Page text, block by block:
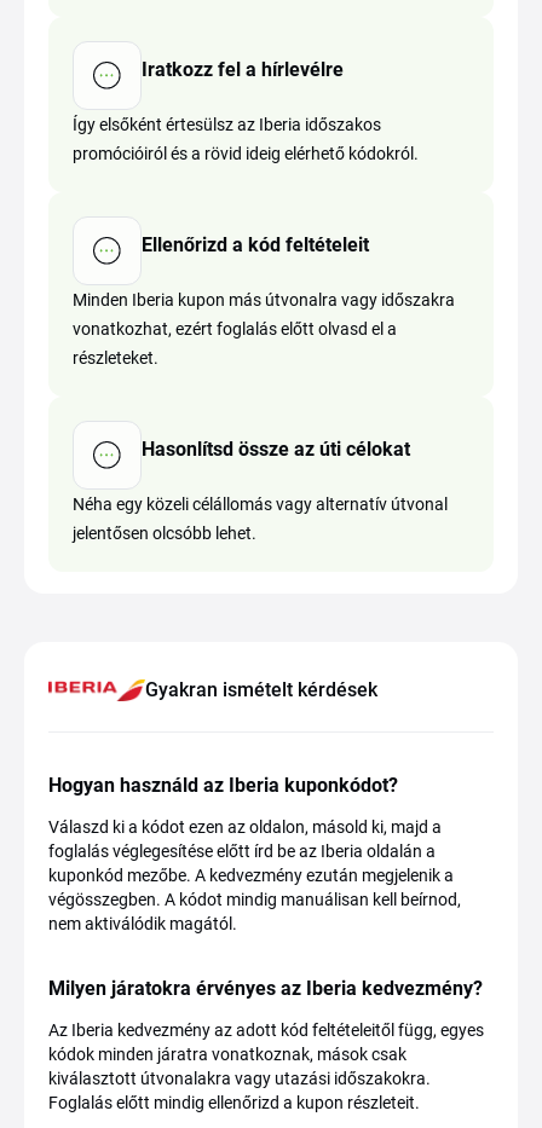
Iratkozz fel a hírlevélre
Így elsőként értesülsz az Iberia időszakos
promócióiról és a rövid ideig elérhető kódokról.
Ellenőrizd a kód feltételeit
Minden Iberia kupon más útvonalra vagy időszakra
vonatkozhat, ezért foglalás előtt olvasd el a
részleteket.
Hasonlítsd össze az úti célokat
Néha egy közeli célállomás vagy alternatív útvonal
jelentősen olcsóbb lehet.
Gyakran ismételt kérdések
Hogyan használd az Iberia kuponkódot?
Válaszd ki a kódot ezen az oldalon, másold ki, majd a
foglalás véglegesítése előtt írd be az Iberia oldalán a
kuponkód mezőbe. A kedvezmény ezután megjelenik a
végösszegben. A kódot mindig manuálisan kell beírnod,
nem aktiválódik magától.
Milyen járatokra érvényes az Iberia kedvezmény?
Az Iberia kedvezmény az adott kód feltételeitől függ, egyes
kódok minden járatra vonatkoznak, mások csak
kiválasztott útvonalakra vagy utazási időszakokra.
Foglalás előtt mindig ellenőrizd a kupon részleteit.